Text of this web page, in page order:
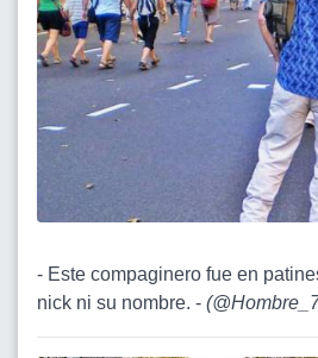
- Este compaginero fue en
nick ni su nombre. - (